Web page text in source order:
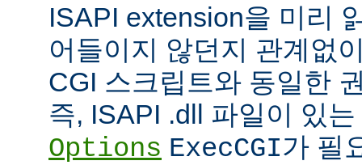
ISAPI extension을 미리
어들이지 않던지 관계없
CGI 스크립트와 동일한
즉, ISAPI .dll 파일이 있
Options ExecCGI가 필